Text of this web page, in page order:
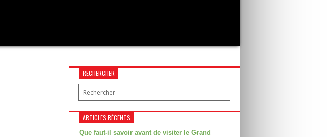
RECHERCHER
ARTICLES RÉCENTS
Que faut-il savoir avant de visiter le Grand